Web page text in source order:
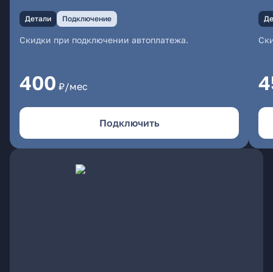
Детали Подключение
Скидки при подключении автоплатежа.
400 ₽/мес
Подключить